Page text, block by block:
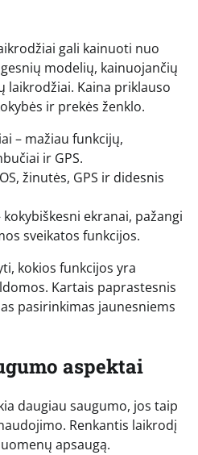
gali kainuoti nuo
modelių, kainuojančių
laikrodžiai. Kaina priklauso
ir prekės ženklo.
– mažiau funkcijų,
ir GPS.
žinutės, GPS ir didesnis
kokybiškesni ekranai, pažangi
sveikatos funkcijos.
kokios funkcijos yra
Kartais paprastesnis
pasirinkimas jaunesniems
aspektai
daugiau saugumo, jos taip
Renkantis laikrodį
apsaugą.